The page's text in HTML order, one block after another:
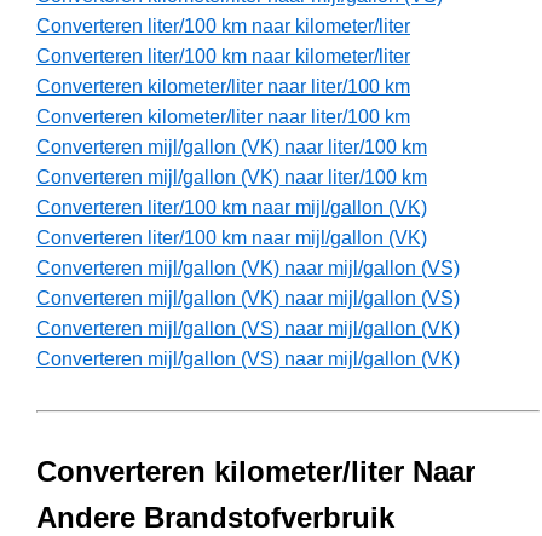
Converteren liter/100 km naar kilometer/liter
Converteren liter/100 km naar kilometer/liter
Converteren kilometer/liter naar liter/100 km
Converteren kilometer/liter naar liter/100 km
Converteren mijl/gallon (VK) naar liter/100 km
Converteren mijl/gallon (VK) naar liter/100 km
Converteren liter/100 km naar mijl/gallon (VK)
Converteren liter/100 km naar mijl/gallon (VK)
Converteren mijl/gallon (VK) naar mijl/gallon (VS)
Converteren mijl/gallon (VK) naar mijl/gallon (VS)
Converteren mijl/gallon (VS) naar mijl/gallon (VK)
Converteren mijl/gallon (VS) naar mijl/gallon (VK)
Converteren kilometer/liter Naar
Andere Brandstofverbruik